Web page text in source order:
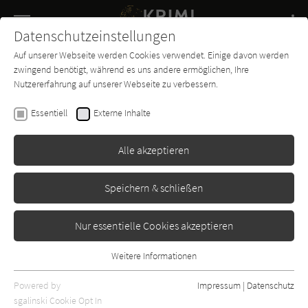
SUCHE
Buch-
Entdecker
Forum Charts
Theo Pointner
... und du bist weg
Erschienen: Januar 2001 Bibliogr. Angaben
Datenschutzeinstellungen
Auf unserer Webseite werden Cookies verwendet. Einige davon werden
zwingend benötigt, während es uns andere ermöglichen, Ihre
Nutzererfahrung auf unserer Webseite zu verbessern.
Essentiell Externe Inhalte
Alle akzeptieren
Speichern & schließen
Nur essentielle Cookies akzeptieren
Essentielle Cookies werden für grundlegende Funktionen der
Webseite benötigt. Dadurch ist gewährleistet, dass die Webseite
Weitere Informationen
Powered by
sgalinski Cookie Opt In
Impressum | Datenschutz